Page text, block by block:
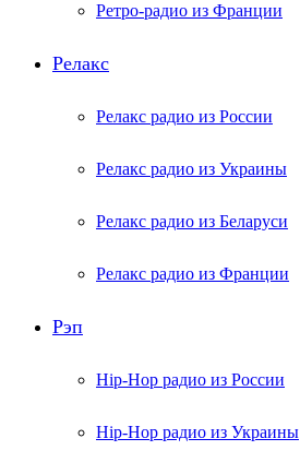
Ретро-радио из Франции
Релакс
Релакс радио из России
Релакс радио из Украины
Релакс радио из Беларуси
Релакс радио из Франции
Рэп
Hip-Hop радио из России
Hip-Hop радио из Украины